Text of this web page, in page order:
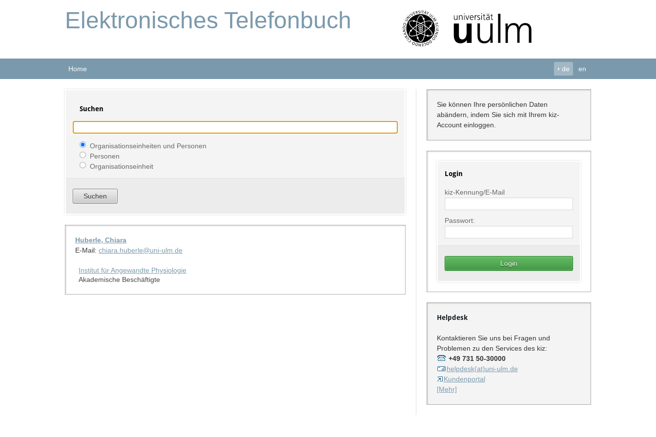
Elektronisches Telefonbuch
Home › de en
Suchen
Organisationseinheiten und Personen
Personen
Organisationseinheit
Huberle, Chiara
E-Mail: chiara.huberle@uni-ulm.de
Institut für Angewandte Physiologie
Akademische Beschäftigte
Sie können Ihre persönlichen Daten
abändern, indem Sie sich mit Ihrem kiz-
Account einloggen.
Login
kiz-Kennung/E-Mail
Passwort:
Helpdesk
Kontaktieren Sie uns bei Fragen und
Problemen zu den Services des kiz:
+49 731 50-30000
helpdesk(at)uni-ulm.de
Kundenportal
[Mehr]